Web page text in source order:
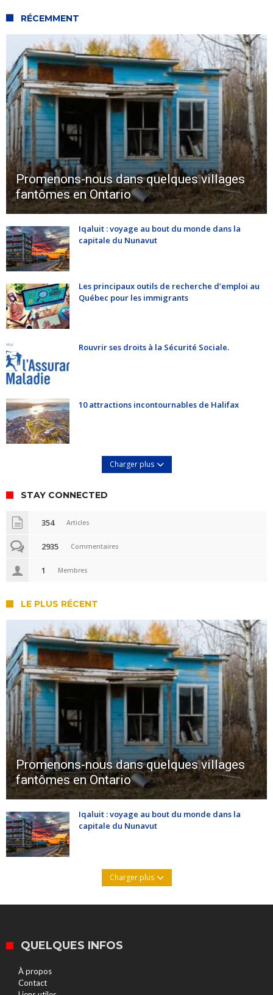
RÉCEMMENT
Promenons-nous dans quelques villages
fantômes en Ontario
Iqaluit : voyage au bout du monde dans la
capitale du Nunavut
Les principaux outils de recherche d’emploi au
Québec pour les immigrants
Rouvrir ses droits à la Sécurité Sociale.
10 attractions incontournables de Halifax
Charger plus
STAY CONNECTED
354 Articles
2935 Commentaires
1 Membres
LE PLUS RÉCENT
Promenons-nous dans quelques villages
fantômes en Ontario
Iqaluit : voyage au bout du monde dans la
capitale du Nunavut
Charger plus
QUELQUES INFOS
À propos
Contact